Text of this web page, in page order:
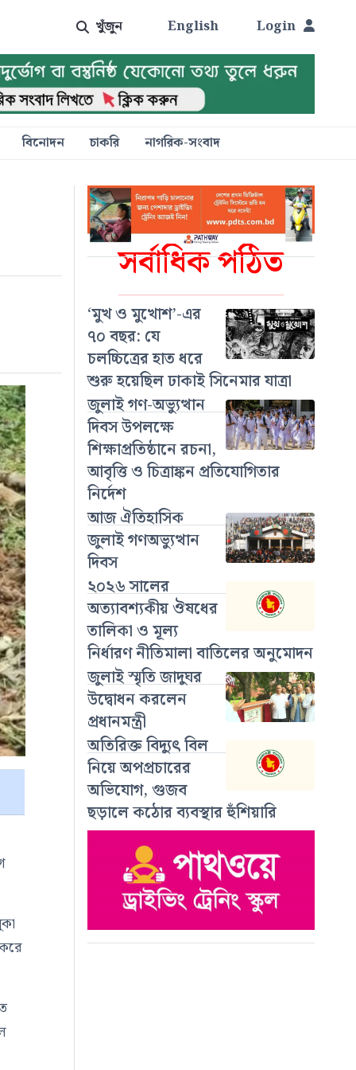
খুঁজুন English Login
বিনোদন চাকরি নাগরিক-সংবাদ
সর্বাধিক পঠিত
‘মুখ ও মুখোশ’-এর
৭০ বছর: যে
চলচ্চিত্রের হাত ধরে
শুরু হয়েছিল ঢাকাই সিনেমার যাত্রা
জুলাই গণ-অভ্যুত্থান
দিবস উপলক্ষে
শিক্ষাপ্রতিষ্ঠানে রচনা,
আবৃত্তি ও চিত্রাঙ্কন প্রতিযোগিতার
নির্দেশ
আজ ঐতিহাসিক
জুলাই গণঅভ্যুত্থান
দিবস
২০২৬ সালের
অত্যাবশ্যকীয় ঔষধের
তালিকা ও মূল্য
নির্ধারণ নীতিমালা বাতিলের অনুমোদন
জুলাই স্মৃতি জাদুঘর
উদ্বোধন করলেন
প্রধানমন্ত্রী
অতিরিক্ত বিদ্যুৎ বিল
নিয়ে অপপ্রচারের
অভিযোগ, গুজব
ছড়ালে কঠোর ব্যবস্থার হুঁশিয়ারি